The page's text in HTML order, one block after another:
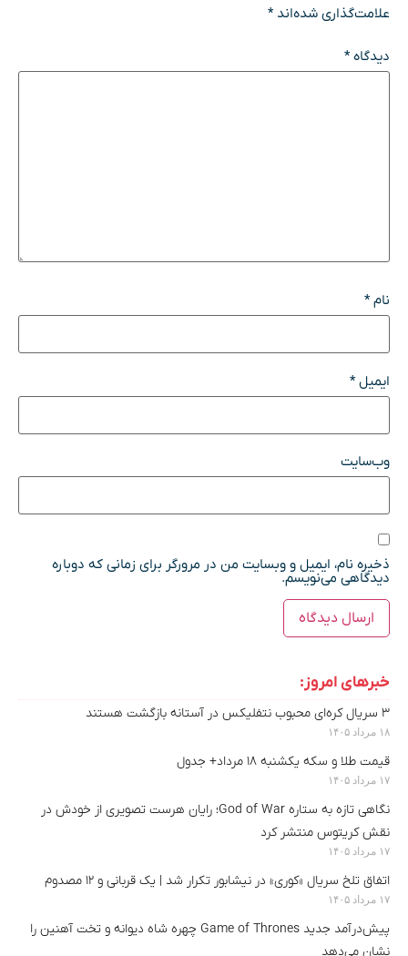
علامت‌گذاری شده‌اند*
دیدگاه*
نام*
ایمیل*
وب‌سایت
ذخیره نام، ایمیل و وبسایت من در مرورگر برای زمانی که دوباره
دیدگاهی می‌نویسم.
خبرهای امروز:
۳ سریال کره‌ای محبوب نتفلیکس در آستانه بازگشت هستند
۱۸ مرداد ۱۴۰۵
قیمت طلا و سکه یکشنبه ۱۸ مرداد+ جدول
۱۷ مرداد ۱۴۰۵
نگاهی تازه به ستاره God of War؛ رایان هرست تصویری از خودش در
نقش کریتوس منتشر کرد
۱۷ مرداد ۱۴۰۵
اتفاق تلخ سریال «کوری» در نیشابور تکرار شد | یک قربانی و ۱۲ مصدوم
۱۷ مرداد ۱۴۰۵
پیش‌درآمد جدید Game of Thrones چهره شاه دیوانه و تخت آهنین را
نشان می‌دهد